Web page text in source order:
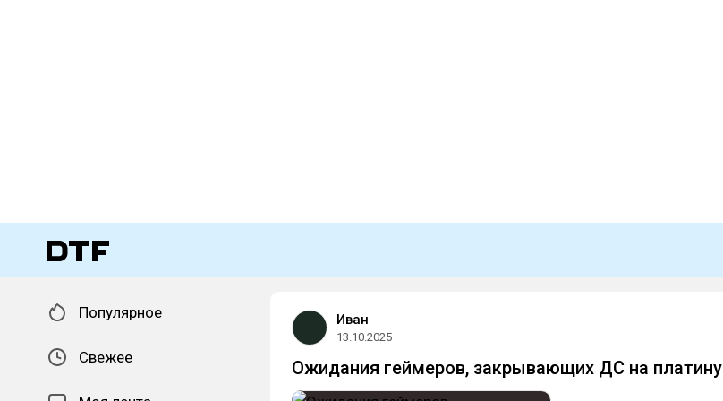
Популярное
Свежее
Иван
13.10.2025
Ожидания геймеров, закрывающих ДС на платину